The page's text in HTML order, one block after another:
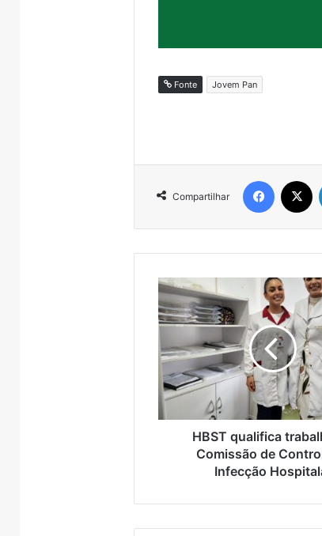
Fonte Jovem Pan
Compartilhar
Facebook
HBST
qualifica
trabalho
Comissão
Controle
de
Infecção
HospitalarHBST qualifica
Comissão de
Infecção